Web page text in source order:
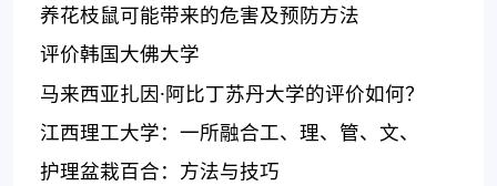
养花枝鼠可能带来的危害及预防方法
评价韩国大佛大学
马来西亚扎因·阿比丁苏丹大学的评价如何？
江西理工大学：一所融合工、理、管、文、
法、教育、艺术的综合本科院校
护理盆栽百合：方法与技巧